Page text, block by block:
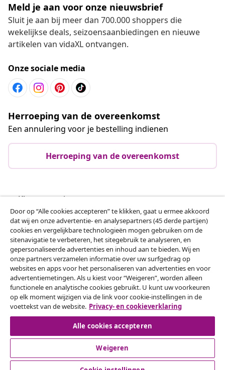
Meld je aan voor onze nieuwsbrief
Sluit je aan bij meer dan 700.000 shoppers die
wekelijkse deals, seizoensaanbiedingen en nieuwe
artikelen van vidaXL ontvangen.
Onze sociale media
Herroeping van de overeenkomst
Een annulering voor je bestelling indienen
Herroeping van de overeenkomst
Klantenservice
Zakelijk
vidaXL
Ontdek meer
© 2008-2026 vidaXL www.vidaxl.nl is een website van vidaXL
Door op “Alle cookies accepteren” te klikken, gaat u ermee akkoord
dat wij en onze advertentie- en analysepartners (45 derde partijen)
cookies en vergelijkbare technologieën mogen gebruiken om de
sitenavigatie te verbeteren, het sitegebruik te analyseren, en
gepersonaliseerde advertenties en inhoud aan te bieden. Wij en
onze partners verzamelen informatie over uw surfgedrag op
websites en apps voor het personaliseren van advertenties en voor
advertentiemetingen. Als u kiest voor “Weigeren”, worden alleen
functionele en analytische cookies gebruikt. U kunt uw voorkeuren
op elk moment wijzigen via de link voor cookie-instellingen in de
voettekst van de website. Privacy- en cookieverklaring
Alle cookies accepteren
Weigeren